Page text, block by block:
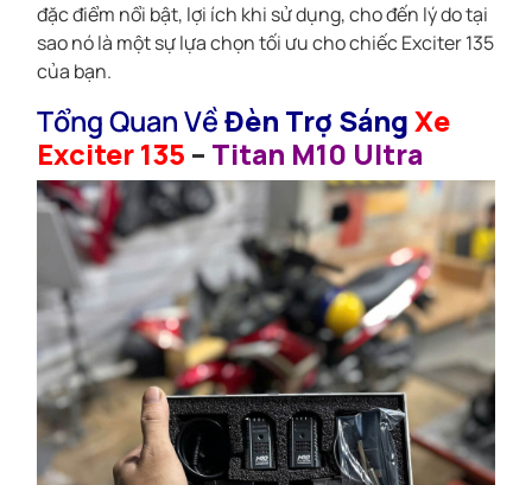
đặc điểm nổi bật, lợi ích khi sử dụng, cho đến lý do tại
sao nó là một sự lựa chọn tối ưu cho chiếc Exciter 135
của bạn.
Tổng Quan VềĐèn Trợ SángXe
Exciter 135 – Titan M10 Ultra